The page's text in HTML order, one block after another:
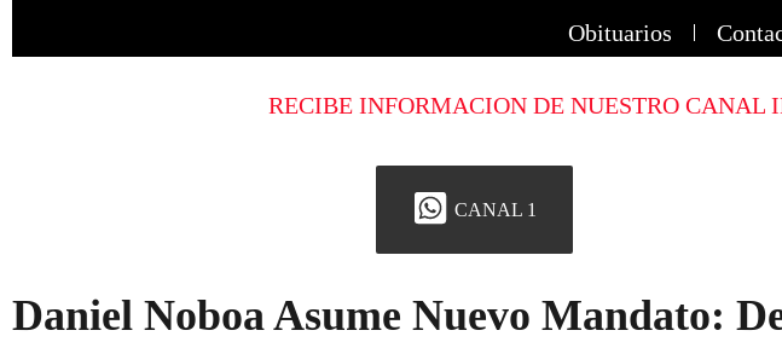
Obituarios
RECIBE INFORMACION DE NUESTRO
CANAL 1
Daniel Noboa Asume Nuevo Mandato: